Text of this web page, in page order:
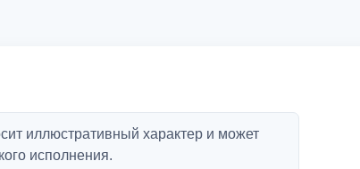
иллюстративный характер и может
исполнения.